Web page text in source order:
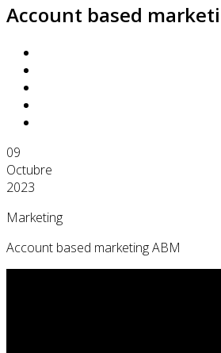
Account based
09
Octubre
2023
Marketing
Account based marketing ABM